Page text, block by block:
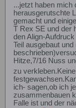
...jetzt haben mich
herausgerutschte
gemacht und
T Rex SE und der
den Align-
Teil ausgebaut
Hitze,7/16 Nuss
zu
ich- sagen,ob ich
zusammenbauen
Falle ist und der